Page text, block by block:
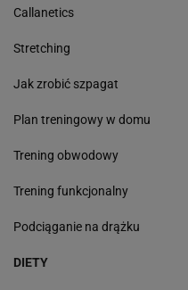
Callanetics
Stretching
Jak zrobić szpagat
Plan treningowy w domu
Trening obwodowy
Trening funkcjonalny
Podciąganie na drążku
DIETY